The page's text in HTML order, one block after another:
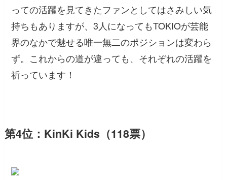
っての活躍を見てきたファンとしてはさみしい気
持ちもありますが、3人になってもTOKIOが芸能
界のなかで魅せる唯一無二のポジションは変わら
ず。これからの道が違っても、それぞれの活躍を
祈っています！
第4位：KinKi Kids（118票）